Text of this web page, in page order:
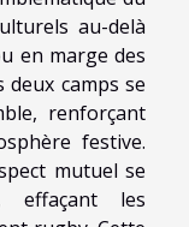
au-delà
en marge des
camps se
renforçant
festive.
mutuel se
effaçant les